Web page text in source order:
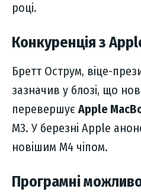
році.
Конкуренція з
Бретт Острум, віце-
зазначив у блозі, що
перевершує Apple
M3. У березні Apple
новішим M4 чіпом.
Програмні